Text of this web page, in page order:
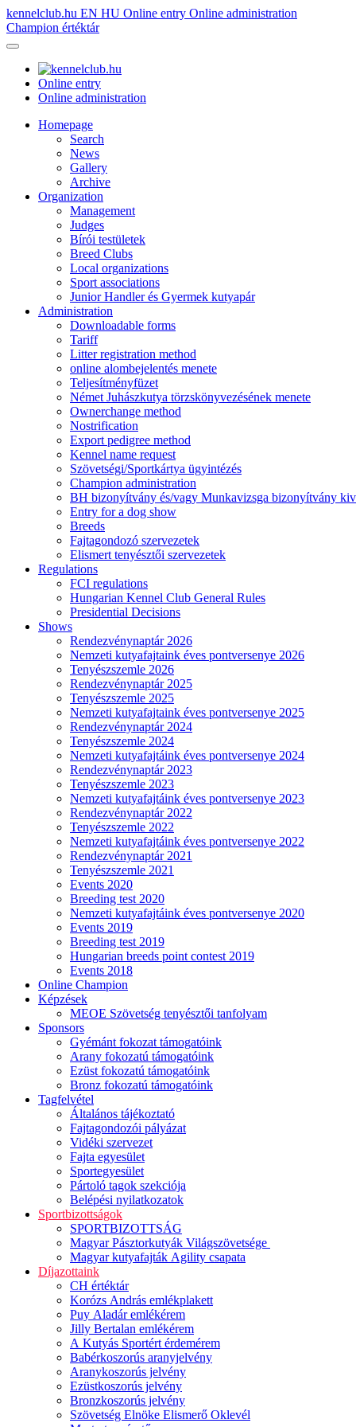
kennelclub.hu EN HU Online entry Online administration
Champion értéktár
Online entry
Online administration
Homepage
Search
News
Gallery
Archive
Organization
Management
Judges
Bírói testületek
Breed Clubs
Local organizations
Sport associations
Junior Handler és Gyermek kutyapár
Administration
Downloadable forms
Tariff
Litter registration method
online alombejelentés menete
Teljesítményfüzet
Német Juhászkutya törzskönyvezésének menete
Ownerchange method
Nostrification
Export pedigree method
Kennel name request
Szövetségi/Sportkártya ügyintézés
Champion administration
BH bizonyítvány és/vagy Munkavizsga bizonyítvány
Entry for a dog show
Breeds
Fajtagondozó szervezetek
Elismert tenyésztői szervezetek
Regulations
FCI regulations
Hungarian Kennel Club General Rules
Presidential Decisions
Shows
Rendezvénynaptár 2026
Nemzeti kutyafajtaink éves pontversenye 2026
Tenyészszemle 2026
Rendezvénynaptár 2025
Tenyészszemle 2025
Nemzeti kutyafajtaink éves pontversenye 2025
Rendezvénynaptár 2024
Tenyészszemle 2024
Nemzeti kutyafajtáink éves pontversenye 2024
Rendezvénynaptár 2023
Tenyészszemle 2023
Nemzeti kutyafajtáink éves pontversenye 2023
Rendezvénynaptár 2022
Tenyészszemle 2022
Nemzeti kutyafajtáink éves pontversenye 2022
Rendezvénynaptár 2021
Tenyészszemle 2021
Events 2020
Breeding test 2020
Nemzeti kutyafajtáink éves pontversenye 2020
Events 2019
Breeding test 2019
Hungarian breeds point contest 2019
Events 2018
Online Champion
Képzések
MEOE Szövetség tenyésztői tanfolyam
Sponsors
Gyémánt fokozat támogatóink
Arany fokozatú támogatóink
Ezüst fokozatú támogatóink
Bronz fokozatú támogatóink
Tagfelvétel
Általános tájékoztató
Fajtagondozói pályázat
Vidéki szervezet
Fajta egyesület
Sportegyesület
Pártoló tagok szekciója
Belépési nyilatkozatok
Sportbizottságok
SPORTBIZOTTSÁG
Magyar Pásztorkutyák Világszövetsége
Magyar kutyafajták Agility csapata
Díjazottaink
CH értéktár
Korózs András emlékplakett
Puy Aladár emlékérem
Jilly Bertalan emlékérem
A Kutyás Sportért érdemérem
Babérkoszorús aranyjelvény
Aranykoszorús jelvény
Ezüstkoszorús jelvény
Bronzkoszorús jelvény
Szövetség Elnöke Elismerő Oklevél